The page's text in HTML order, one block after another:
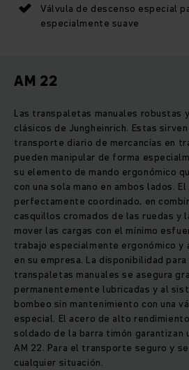
Válvula de descenso especial
especialmente suave
AM 22
Las transpaletas manuales robustas
clásicos de Jungheinrich. Estas
transporte diario de mercancías en
pueden manipular de forma
su elemento de mando ergonómico
con una sola mano en ambos lados.
perfectamente coordinado, en
casquillos cromados de las ruedas y
mover las cargas con el mínimo
trabajo especialmente ergonómico y
en su empresa. La disponibilidad
transpaletas manuales se asegura
permanentemente lubricadas y al
bombeo sin mantenimiento con una
especial. El acero de alto
soldado de la barra timón garantizan
AM 22. Para el transporte seguro y
cualquier situación.